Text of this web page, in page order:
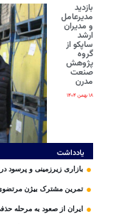
بازدید
مدیرعامل
و مدیران
ارشد
ساپکو از
گروه
پژوهش
صنعت
مدرن
۱۸ بهمن ۱۴۰۴
یادداشت
بازاری زیرزمینی و پرسود
تمرین مشترک بیژن
ایران از صعود به مرحله